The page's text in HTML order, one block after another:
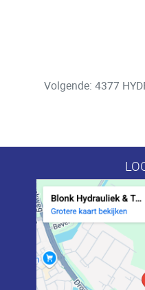
Volgende: 4377